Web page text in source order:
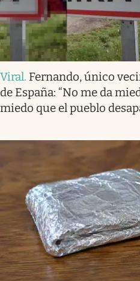
Viral. Fernando, único
de España: “No me da
miedo que el pueblo